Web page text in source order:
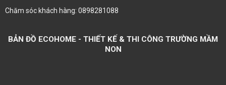
Chăm sóc khách hàng: 0898281088
BẢN ĐỒ ECOHOME - THIẾT KẾ & THI CÔNG TRƯỜNG MẦM
NON